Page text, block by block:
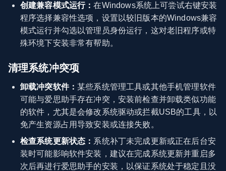
创建兼容模式运行：在Windows系统上可尝试右键安装
程序选择兼容性选项，设置以较旧版本的Windows兼容
模式运行并勾选以管理员身份运行，这对老旧程序或特
殊环境下安装非常有帮助。
清理系统冲突项
卸载冲突软件：某些系统管理工具或其他手机管理软件
可能与爱思助手存在冲突，安装前检查并卸载类似功能
的软件，尤其是会修改系统驱动或拦截USB的工具，以
免产生资源占用导致安装或连接失败。
检查系统更新状态： 系统补丁未完成更新或正在后台安
装时可能影响软件安装，建议在完成系统更新并重启多
次后再进行爱思助手的安装，以保证系统处于稳定且没